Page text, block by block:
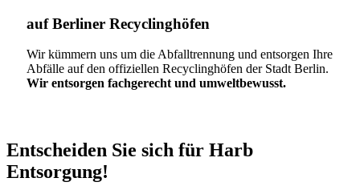
auf Berliner Recyclinghöfen​
Wir kümmern uns um die Abfalltrennung und entsorgen Ihre
Abfälle auf den offiziellen Recyclinghöfen der Stadt Berlin.
Wir entsorgen fachgerecht und umweltbewusst.
Entscheiden Sie sich für Harb
Entsorgung!​